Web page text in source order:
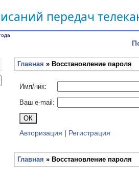
передач
Главная » Восстановление пароля
Имя/ник:
Ваш e-mail:
Авторизация | Регистрация
Главная » Восстановление пароля